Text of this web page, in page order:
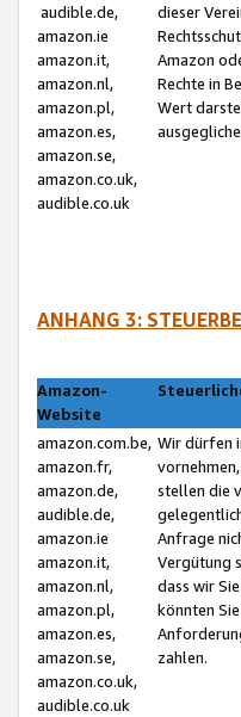
audible.de,
amazon.ie
amazon.it,
amazon.nl,
amazon.pl,
amazon.es,
amazon.se,
amazon.co.uk,
audible.co.uk
dieser
Amazon
Rechte in
Wert
ANHANG 3:
Amazon-
Website
amazon.com.be,
amazon.fr,
amazon.de,
audible.de,
amazon.ie
amazon.it,
amazon.nl,
amazon.pl,
amazon.es,
amazon.se,
amazon.co.uk,
audible.co.uk
Wir dürfen
stellen die
Anfrage
Vergütung
dass wir
könnten
zahlen.